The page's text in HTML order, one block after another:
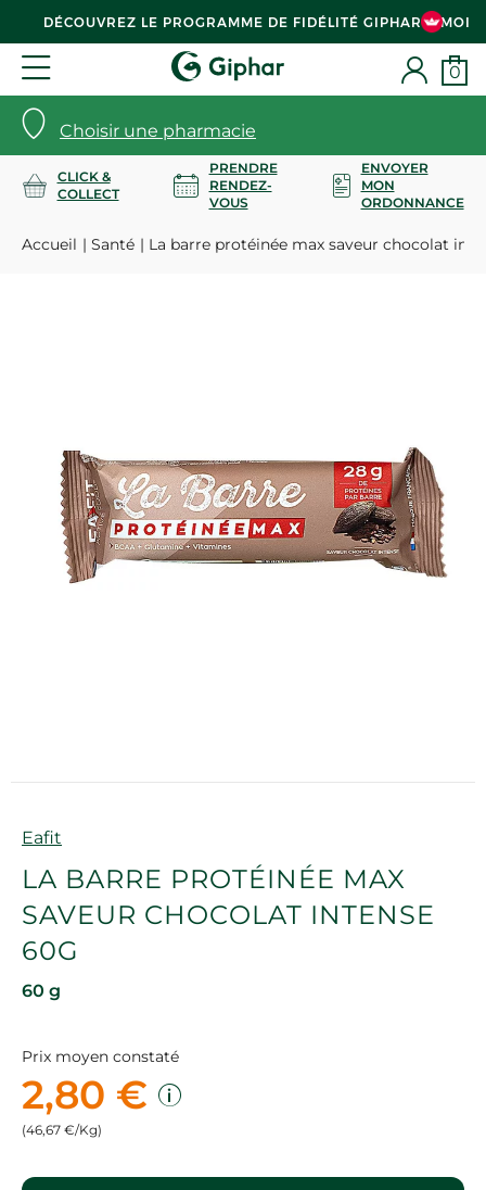
DÉCOUVREZ LE PROGRAMME DE FIDÉLITÉ GIPHAR & MOI
Choisir une pharmacie
0
CLICK &
COLLECT
PRENDRE
RENDEZ-
VOUS
ENVOYER
MON
ORDONNANCE
Accueil Santé La barre protéinée max saveur chocolat
Marque
Eafit
LA BARRE PROTÉINÉE MAX
SAVEUR CHOCOLAT INTENSE
60G
60 g
Prix moyen constaté
2,80 €
(46,67 €/Kg)